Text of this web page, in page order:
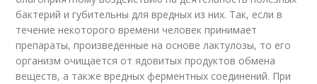
бактерий и губительны для вредных из них. Так, если в
течение некоторого времени человек принимает
препараты, произведенные на основе лактулозы, то его
организм очищается от ядовитых продуктов обмена
веществ, а также вредных ферментных соединений. При